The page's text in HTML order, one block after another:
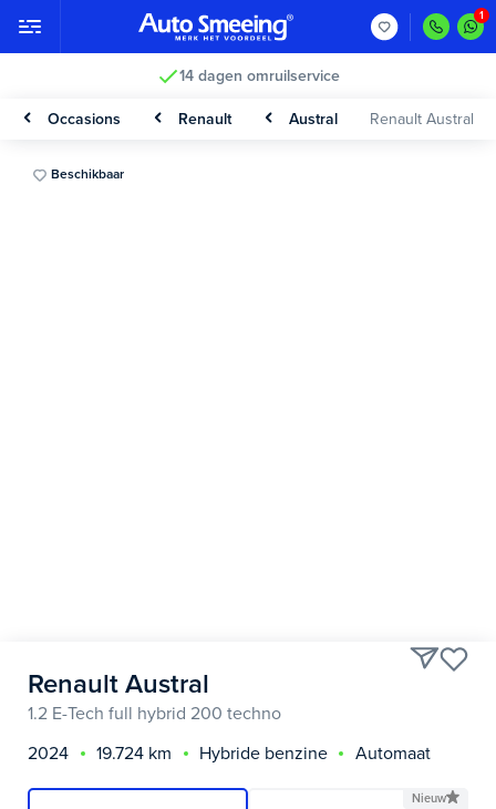
14 dagen omruilservice
Occasions Renault Austral Renault Austral
Beschikbaar
Renault Austral
1.2 E-Tech full hybrid 200 techno
2024
19.724 km Hybride benzine Automaat
Nieuw